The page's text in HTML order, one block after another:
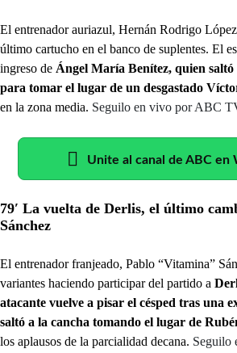
El entrenador auriazul, Hernán Rodrigo
último cartucho en el banco de suplentes. El
ingreso de Ángel María Benítez, quien
para tomar el lugar de un desgastado
en la zona media. Seguilo en vivo por ABC
Unite al canal de ABC en
79′ La vuelta de Derlis, el último
Sánchez
El entrenador franjeado, Pablo “Vitamina”
variantes haciendo participar del partido a
atacante vuelve a pisar el césped tras una
saltó a la cancha tomando el lugar de
los aplausos de la parcialidad decana. Seguilo